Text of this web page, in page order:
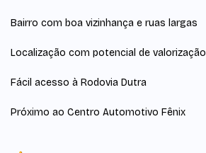
Bairro com boa vizinhança e ruas largas
Localização com potencial de valorização
Fácil acesso à Rodovia Dutra
Próximo ao Centro Automotivo Fênix